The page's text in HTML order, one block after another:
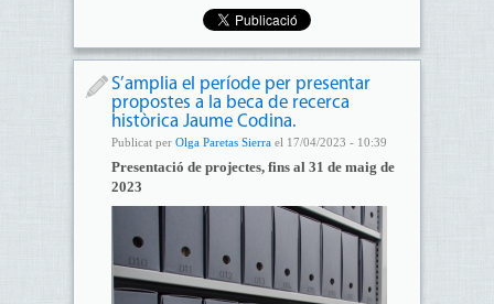
S’amplia el període per presentar
propostes a la beca de recerca
històrica Jaume Codina.
Publicat per Olga Paretas Sierrael 17/04/2023 - 10:39
Presentació de projectes, fins al 31 de maig de
2023